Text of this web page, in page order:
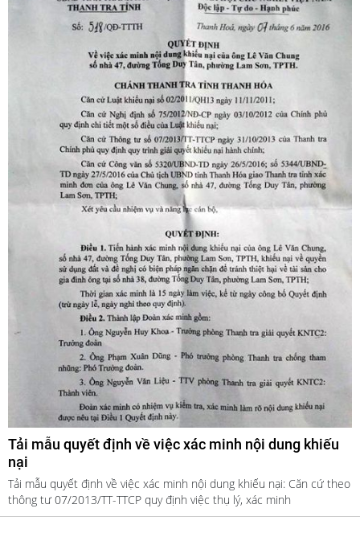
Tải mẫu quyết định về việc xác minh nội dung khiếu
nại
Tải mẫu quyết định về việc xác minh nội dung khiếu nại: Căn cứ theo
thông tư 07/2013/TT-TTCP quy định việc thụ lý, xác minh